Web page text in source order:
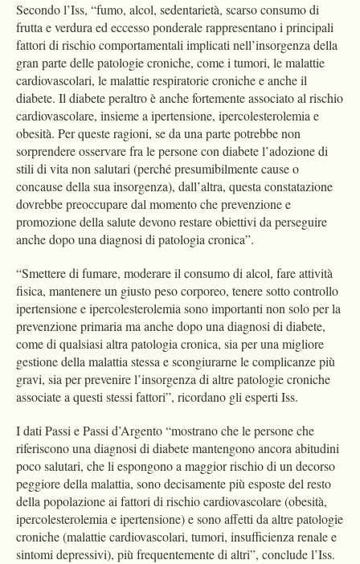
Secondo l’Iss, “fumo, alcol, sedentarietà, scarso consumo di
frutta e verdura ed eccesso ponderale rappresentano i principali
fattori di rischio comportamentali implicati nell’insorgenza della
gran parte delle patologie croniche, come i tumori, le malattie
cardiovascolari, le malattie respiratorie croniche e anche il
diabete. Il diabete peraltro è anche fortemente associato al rischio
cardiovascolare, insieme a ipertensione, ipercolesterolemia e
obesità. Per queste ragioni, se da una parte potrebbe non
sorprendere osservare fra le persone con diabete l’adozione di
stili di vita non salutari (perché presumibilmente cause o
concause della sua insorgenza), dall’altra, questa constatazione
dovrebbe preoccupare dal momento che prevenzione e
promozione della salute devono restare obiettivi da perseguire
anche dopo una diagnosi di patologia cronica”.
“Smettere di fumare, moderare il consumo di alcol, fare attività
fisica, mantenere un giusto peso corporeo, tenere sotto controllo
ipertensione e ipercolesterolemia sono importanti non solo per la
prevenzione primaria ma anche dopo una diagnosi di diabete,
come di qualsiasi altra patologia cronica, sia per una migliore
gestione della malattia stessa e scongiurarne le complicanze più
gravi, sia per prevenire l’insorgenza di altre patologie croniche
associate a questi stessi fattori”, ricordano gli esperti Iss.
I dati Passi e Passi d’Argento “mostrano che le persone che
riferiscono una diagnosi di diabete mantengono ancora abitudini
poco salutari, che li espongono a maggior rischio di un decorso
peggiore della malattia, sono decisamente più esposte del resto
della popolazione ai fattori di rischio cardiovascolare (obesità,
ipercolesterolemia e ipertensione) e sono affetti da altre patologie
croniche (malattie cardiovascolari, tumori, insufficienza renale e
sintomi depressivi), più frequentemente di altri”, conclude l’Iss.